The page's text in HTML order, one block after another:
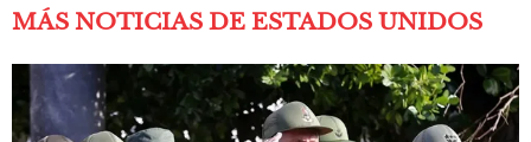
MÁS NOTICIAS DE ESTADOS UNIDOS